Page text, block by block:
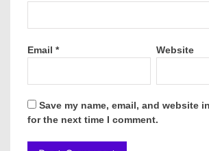
Email * Website
Save my name, email, and website
for the next time I comment.